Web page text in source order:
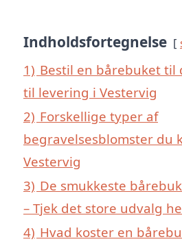
Indholdsfortegnelse
1) Bestil en bårebuket til
til levering i Vestervig
2) Forskellige typer af
begravelsesblomster du
Vestervig
3) De smukkeste
– Tjek det store udvalg
4) Hvad koster en